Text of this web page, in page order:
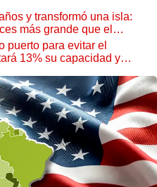
y transformó una isla:
más grande que el
puerto para evitar el
13% su capacidad y